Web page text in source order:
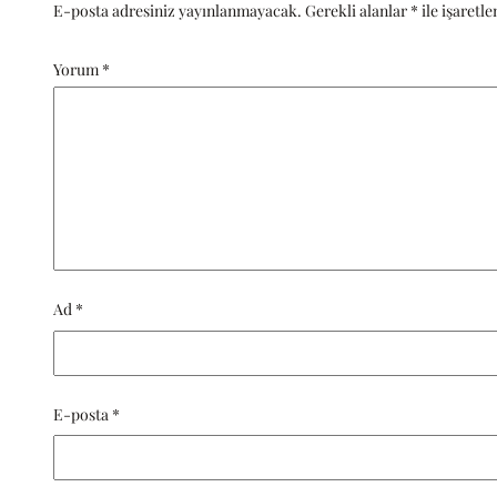
E-posta adresiniz yayınlanmayacak. Gerekli alanlar * ile
Yorum *
Ad *
E-posta *